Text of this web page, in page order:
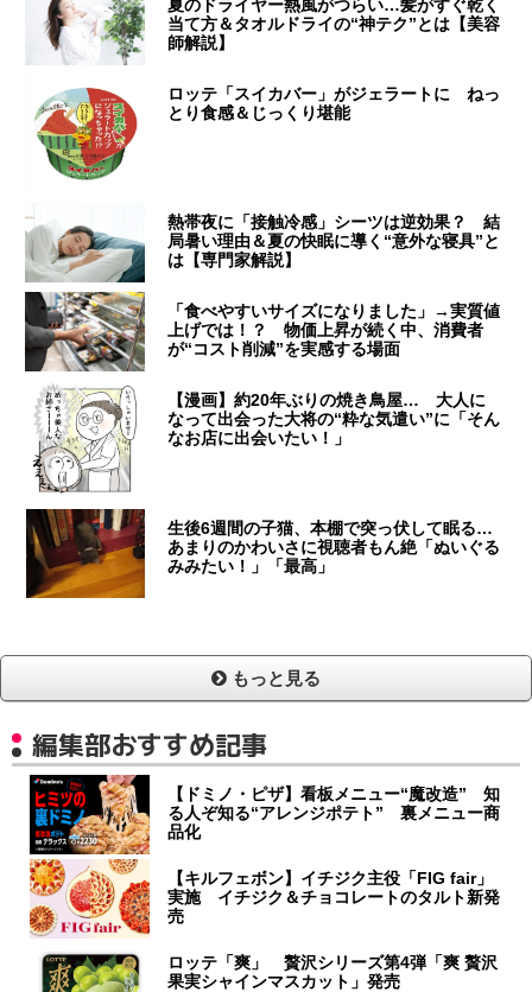
夏のドライヤー熱風がつらい…髪がすぐ乾く
当て方＆タオルドライの“神テク”とは【美容
師解説】
ロッテ「スイカバー」がジェラートに ねっ
とり食感＆じっくり堪能
熱帯夜に「接触冷感」シーツは逆効果？ 結
局暑い理由＆夏の快眠に導く“意外な寝具”と
は【専門家解説】
「食べやすいサイズになりました」→実質値
上げでは！？ 物価上昇が続く中、消費者
が“コスト削減”を実感する場面
【漫画】約20年ぶりの焼き鳥屋… 大人に
なって出会った大将の“粋な気遣い”に「そん
なお店に出会いたい！」
生後6週間の子猫、本棚で突っ伏して眠る…
あまりのかわいさに視聴者もん絶「ぬいぐる
みみたい！」「最高」
もっと見る
編集部おすすめ記事
【ドミノ・ピザ】看板メニュー“魔改造” 知
る人ぞ知る“アレンジポテト” 裏メニュー商
品化
【キルフェボン】イチジク主役「FIG fair」
実施 イチジク＆チョコレートのタルト新発
売
ロッテ「爽」 贅沢シリーズ第4弾「爽 贅沢
果実シャインマスカット」発売